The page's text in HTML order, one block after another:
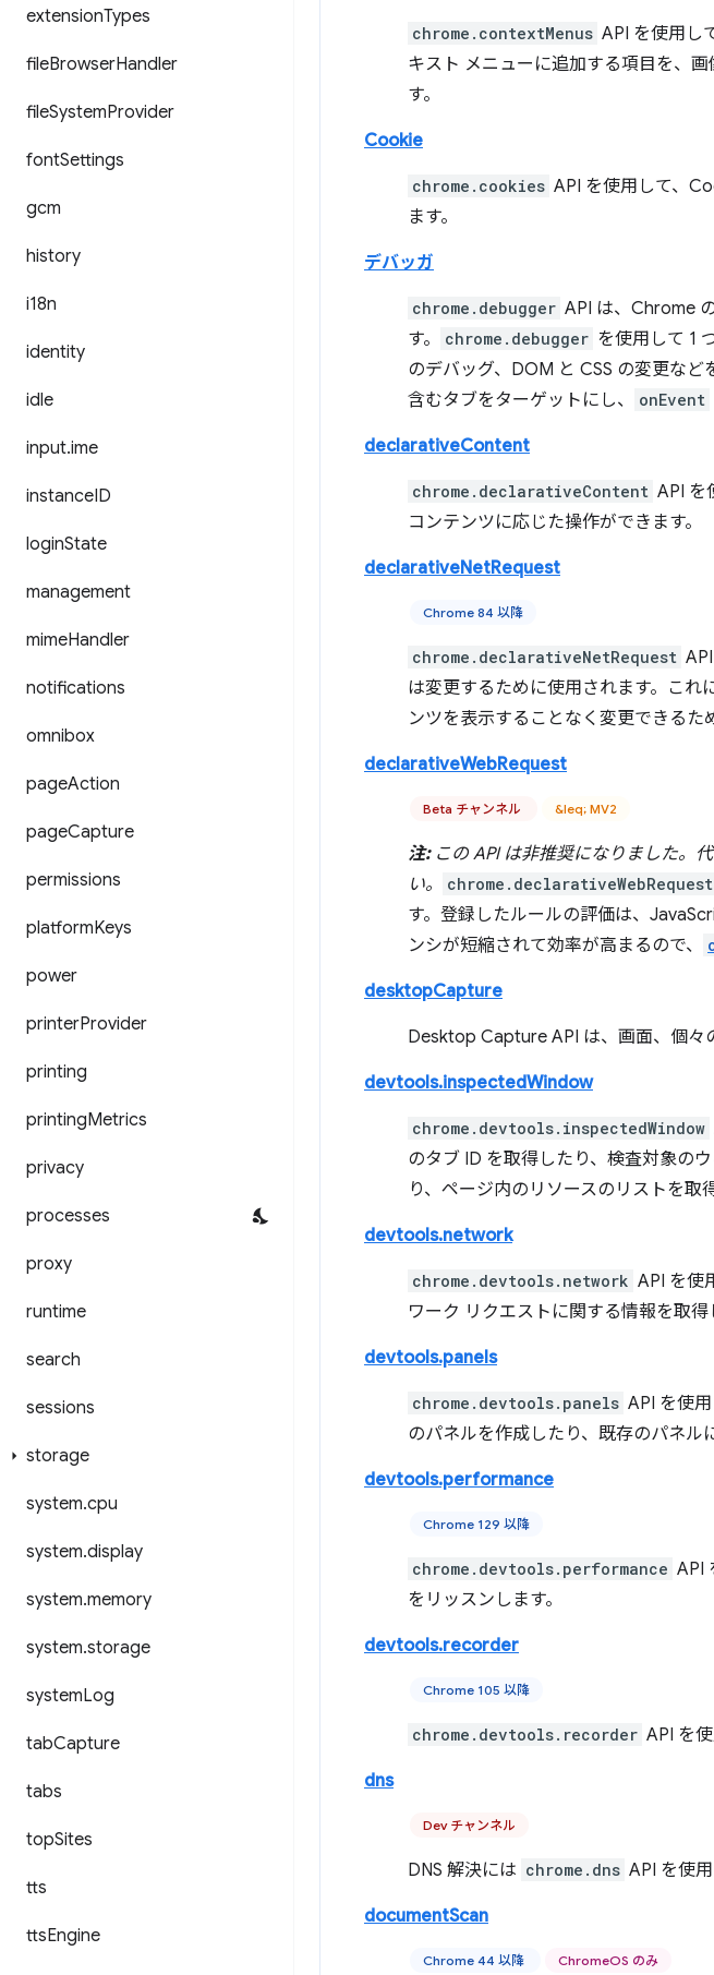
extensionTypes
fileBrowserHandler
fileSystemProvider
fontSettings
gcm
history
i18n
identity
idle
input.ime
instanceID
loginState
management
mimeHandler
notifications
omnibox
pageAction
pageCapture
permissions
platformKeys
power
printerProvider
printing
printingMetrics
privacy
processes
proxy
runtime
search
sessions
storage
system.cpu
system.display
system.memory
system.storage
systemLog
tabCapture
tabs
topSites
tts
ttsEngine
chrome.contextMenus API を使用し
キスト メニューに追加する項目を、
す。
Cookie
chrome.cookies API を使用して、
ます。
デバッガ
chrome.debugger API は、Chrome
す。
chrome.debugger を使用して 1
のデバッグ、DOM と CSS の変更など
含むタブをターゲットにし、
onEvent
declarativeContent
chrome.declarativeContent API を
コンテンツに応じた操作ができます。
declarativeNetRequest
Chrome 84 以降
chrome.declarativeNetRequest
は変更するために使用されます。これ
ンツを表示することなく変更できるた
declarativeWebRequest
Beta チャンネル &leq; MV2
注:この API は非推奨になりました。
い。
chrome.declarativeWebRequest
す。登録したルールの評価は、
ンシが短縮されて効率が高まるので、
desktopCapture
Desktop Capture API は、画面、個々
devtools.inspectedWindow
chrome.devtools.inspectedWindow
のタブ ID を取得したり、検査対象の
り、ページ内のリソースのリストを取
devtools.network
chrome.devtools.network API を使
ワーク リクエストに関する情報を取得
devtools.panels
chrome.devtools.panels API を使
のパネルを作成したり、既存のパネル
devtools.performance
Chrome 129 以降
chrome.devtools.performance API
をリッスンします。
devtools.recorder
Chrome 105 以降
chrome.devtools.recorder API を
dns
Dev チャンネル
DNS 解決には chrome.dns API を使用
documentScan
Chrome 44 以降 ChromeOS のみ